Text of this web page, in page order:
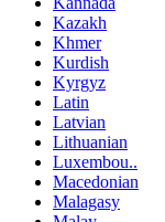
Kazakh
Khmer
Kurdish
Kyrgyz
Latin
Latvian
Lithuanian
Luxembou..
Macedonian
Malagasy